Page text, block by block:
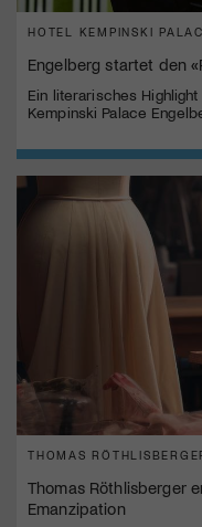
HOTEL KEMPINSKI
Engelberg startet den
Ein literarisches
Kempinski Palace
THOMAS
Thomas Röthlisberger
Emanzipation